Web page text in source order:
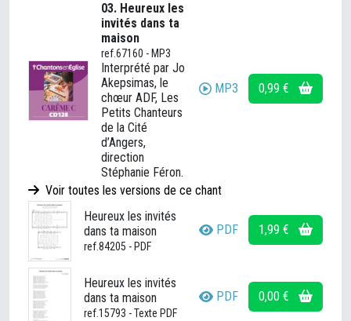
03. Heureux les
invités dans ta
maison
ref.67160 - MP3
Interprété par Jo
Akepsimas, le
chœur ADF, Les
Petits Chanteurs
de la Cité
d’Angers,
direction
Stéphanie Féron.
MP3 0,99 €
Voir toutes les versions de ce chant
Heureux les invités
dans ta maison
ref.84205 - PDF
PDF 1,99 €
Heureux les invités
dans ta maison
ref.15793 - Texte PDF
PDF 0,00 €